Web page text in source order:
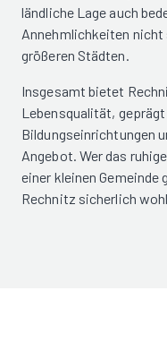
ländliche Lage auch
Annehmlichkeiten
größeren Städten.
Insgesamt bietet
Lebensqualität,
Bildungseinrichtungen
Angebot. Wer das
einer kleinen
Rechnitz sicherlich